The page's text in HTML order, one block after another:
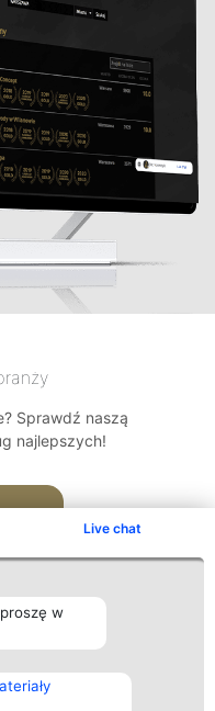
Live chat
w
Sprawdź naszą
najlepszych!
Kontakt
Kontakt